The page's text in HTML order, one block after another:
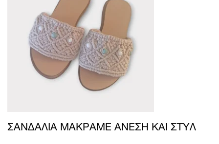
ΣΑΝΔΆΛΙΑ ΜΑΚΡΑΜΈ ΆΝΕΣΗ ΚΑΙ ΣΤΥΛ